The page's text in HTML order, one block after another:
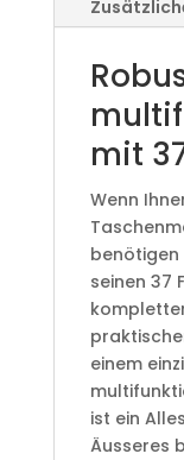
mit
Wenn
benötigen
seinen 37
einem
ist ein
Äusseres